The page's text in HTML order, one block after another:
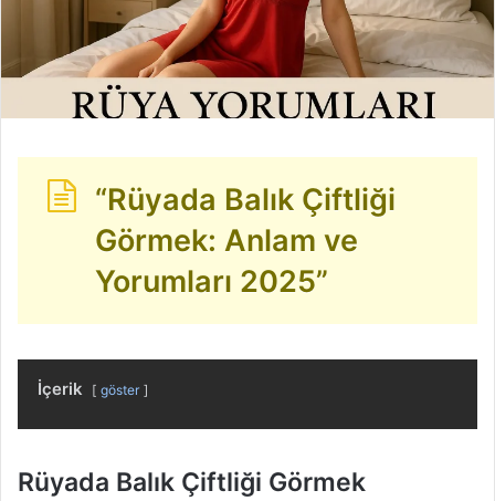
“Rüyada Balık Çiftliği
Görmek: Anlam ve
Yorumları 2025”
İçerik göster
Rüyada Balık Çiftliği Görmek